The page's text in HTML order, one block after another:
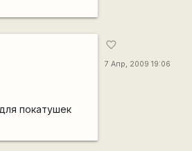
покатушек
favorite_border
7 Апр, 2009 19:06